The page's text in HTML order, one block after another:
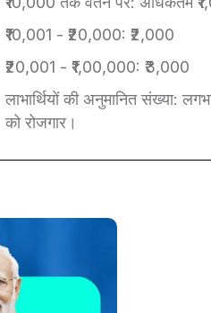
₹10,001 - ₹20,000: ₹2,000
₹20,001 - ₹1,00,000: ₹3,000
लाभार्थियों की अनुमानित संख्या:
को रोजगार।